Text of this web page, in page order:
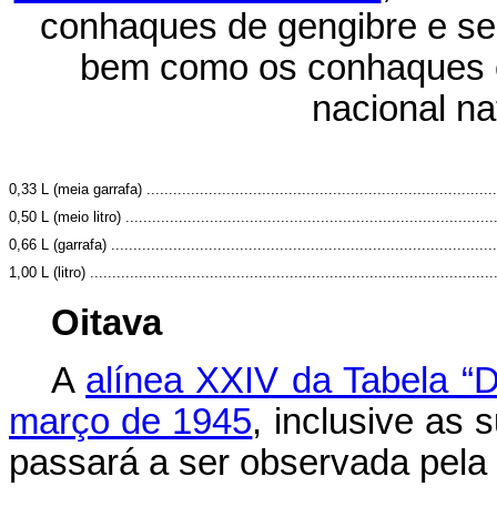
conhaques de gengibre e
bem como os
nacional
0,33 L (meia garrafa)
0,50 L (meio litro)
0,66 L (garrafa)
1,00 L (litro)
Oitava
A alínea XXIV da Tabela
março de 1945, inclusive as
passará a ser observada